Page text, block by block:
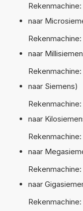
naar
naar
naar Siemens)
naar
naar
naar